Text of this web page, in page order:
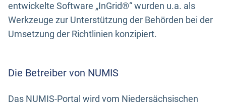
entwickelte Software „InGrid®“ wurden u.a. als
Werkzeuge zur Unterstützung der Behörden bei der
Umsetzung der Richtlinien konzipiert.
Die Betreiber von NUMIS
Das NUMIS-Portal wird vom Niedersächsischen